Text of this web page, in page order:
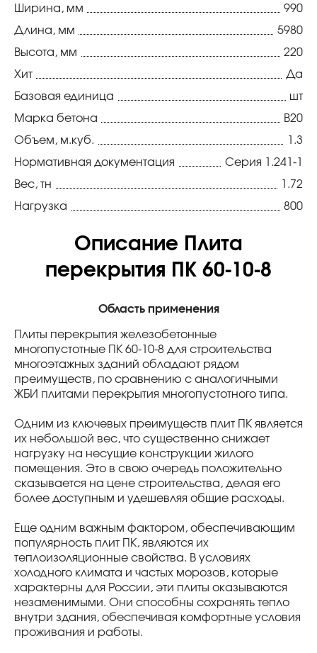
Ширина, мм
990
Длина, мм
5980
Высота, мм
220
Хит
Да
Базовая единица
шт
Марка бетона
В20
Объем, м.куб.
1.3
Нормативная документация
Серия 1.241-1
Вес, тн
1.72
Нагрузка
800
Описание Плита
перекрытия ПК 60-10-8
Область применения
Плиты перекрытия железобетонные
многопустотные ПК 60-10-8 для строительства
многоэтажных зданий обладают рядом
преимуществ, по сравнению с аналогичными
ЖБИ плитами перекрытия многопустотного типа.
Одним из ключевых преимуществ плит ПК является
их небольшой вес, что существенно снижает
нагрузку на несущие конструкции жилого
помещения. Это в свою очередь положительно
сказывается на цене строительства, делая его
более доступным и удешевляя общие расходы.
Еще одним важным фактором, обеспечивающим
популярность плит ПК, являются их
теплоизоляционные свойства. В условиях
холодного климата и частых морозов, которые
характерны для России, эти плиты оказываются
незаменимыми. Они способны сохранять тепло
внутри здания, обеспечивая комфортные условия
проживания и работы.